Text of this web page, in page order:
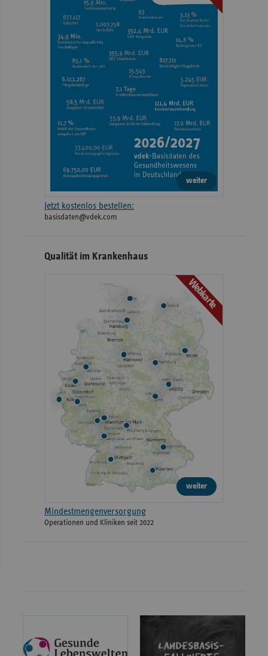
weiter
Jetzt kostenlos bestellen:
basisdaten@vdek.com
Qualität im Krankenhaus
Webkarte
weiter
Mindestmengenversorgung
Operationen und Kliniken seit 2022